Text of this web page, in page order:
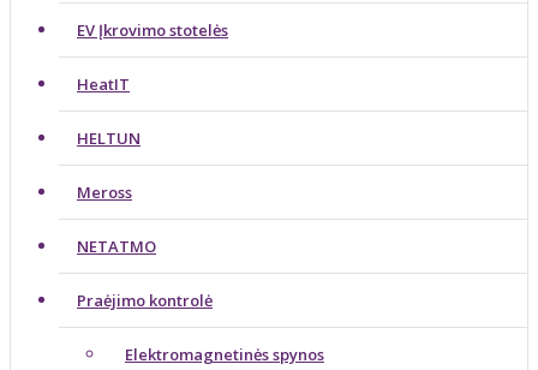
EV Įkrovimo stotelės
HeatIT
HELTUN
Meross
NETATMO
Praėjimo kontrolė
Elektromagnetinės spynos